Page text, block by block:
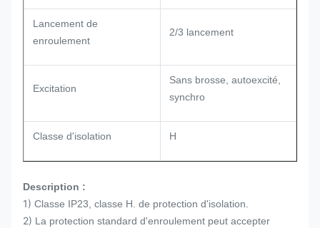
Lancement de
enroulement
2/3 lancement
Excitation
Sans brosse, autoexcité,
synchro
Classe d'isolation H
Description :
1) Classe IP23, classe H. de protection d'isolation.
2) La protection standard d'enroulement peut accepter